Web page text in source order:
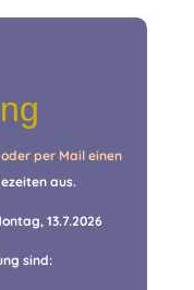
per Mail einen
aus.
13.7.2026
sind: